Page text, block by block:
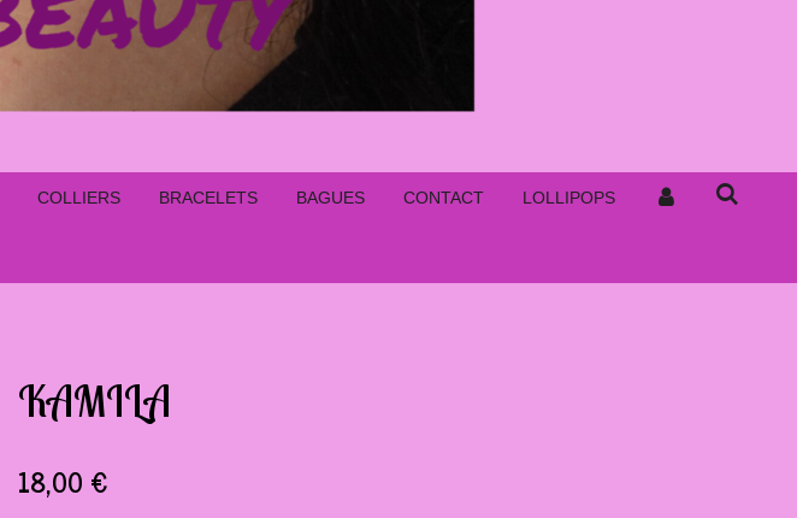
COLLIERS BRACELETS BAGUES CONTACT LOLLIPOPS
KAMILA
18,00 €